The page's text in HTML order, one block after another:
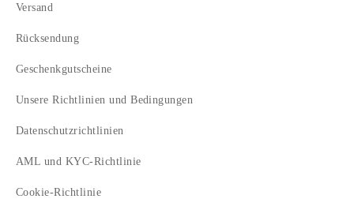
Versand
Rücksendung
Geschenkgutscheine
Unsere Richtlinien und Bedingungen
Datenschutzrichtlinien
AML und KYC-Richtlinie
Cookie-Richtlinie